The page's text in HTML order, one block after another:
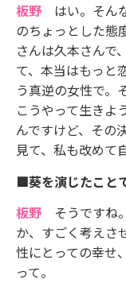
板野 はい。そん
のちょっとした態
さんは久本さんで
て、本当はもっと
う真逆の女性で。
こうやって生きよ
んですけど、その
見て、私も改めて
■葵を演じたこと
板野 そうですね
か、すごく考えさ
性にとっての幸せ
って。